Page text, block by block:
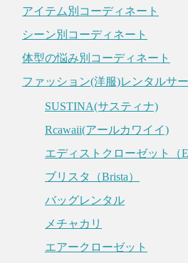
アイテム別コーディネート
シーン別コーディネート
体型の悩み別コーディネート
ファッション(洋服)レンタルサ
SUSTINA(サスティナ)
Rcawaii(アールカワイイ)
エディストクローゼット（
ブリスタ（Brista）
バッグレンタル
メチャカリ
エアークローゼット